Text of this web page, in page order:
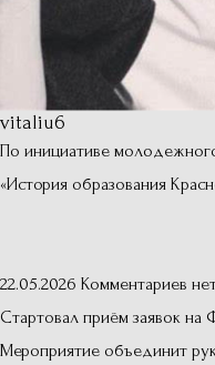
vitaliu6
По инициативе
«История образования
22.05.2026 Комментариев
Стартовал приём заявок
Мероприятие объединит